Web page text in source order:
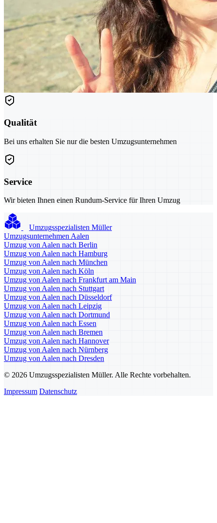
Qualität
Bei uns erhalten Sie nur die besten Umzugsunternehmen
Service
Wir bieten Ihnen einen Rundum-Service für Ihren Umzug
Umzugsspezialisten Müller
Umzugsunternehmen Aalen
Umzug von Aalen nach Berlin
Umzug von Aalen nach Hamburg
Umzug von Aalen nach München
Umzug von Aalen nach Köln
Umzug von Aalen nach Frankfurt am Main
Umzug von Aalen nach Stuttgart
Umzug von Aalen nach Düsseldorf
Umzug von Aalen nach Leipzig
Umzug von Aalen nach Dortmund
Umzug von Aalen nach Essen
Umzug von Aalen nach Bremen
Umzug von Aalen nach Hannover
Umzug von Aalen nach Nürnberg
Umzug von Aalen nach Dresden
© 2026 Umzugsspezialisten Müller. Alle Rechte vorbehalten.
Impressum Datenschutz